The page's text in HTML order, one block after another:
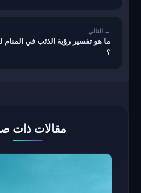
ما هو تفسير رؤية الذئب في المنام
؟
مقالات ذات